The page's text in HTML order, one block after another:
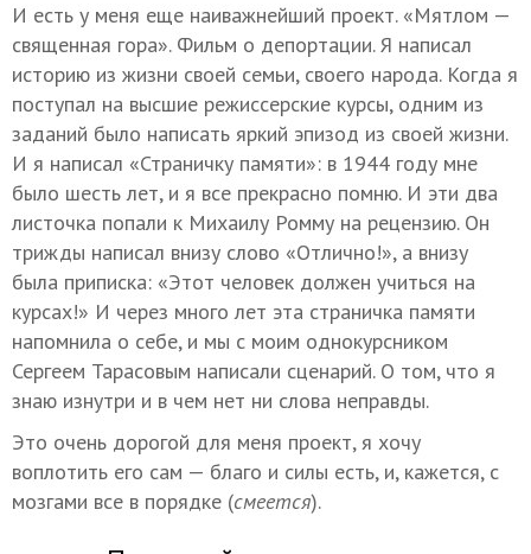
И есть у меня еще наиважнейший проект. «Мятлом —
священная гора». Фильм о депортации. Я написал
историю из жизни своей семьи, своего народа. Когда я
поступал на высшие режиссерские курсы, одним из
заданий было написать яркий эпизод из своей жизни.
И я написал «Страничку памяти»: в 1944 году мне
было шесть лет, и я все прекрасно помню. И эти два
листочка попали к Михаилу Ромму на рецензию. Он
трижды написал внизу слово «Отлично!», а внизу
была приписка: «Этот человек должен учиться на
курсах!» И через много лет эта страничка памяти
напомнила о себе, и мы с моим однокурсником
Сергеем Тарасовым написали сценарий. О том, что я
знаю изнутри и в чем нет ни слова неправды.
Это очень дорогой для меня проект, я хочу
воплотить его сам — благо и силы есть, и, кажется, с
мозгами все в порядке (смеется).